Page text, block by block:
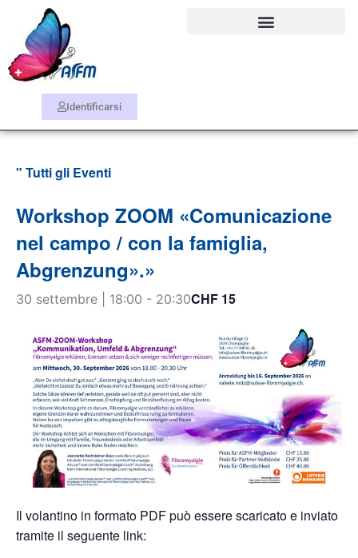
Identificarsi
" Tutti gli Eventi
Workshop ZOOM «Comunicazione
nel campo / con la famiglia,
Abgrenzung».»
30 settembre | 18:00 - 20:30CHF 15
Il volantino in formato PDF può essere scaricato e inviato
tramite il seguente link: